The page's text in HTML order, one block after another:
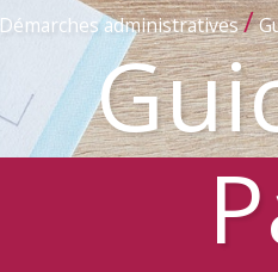
Démarches administratives/